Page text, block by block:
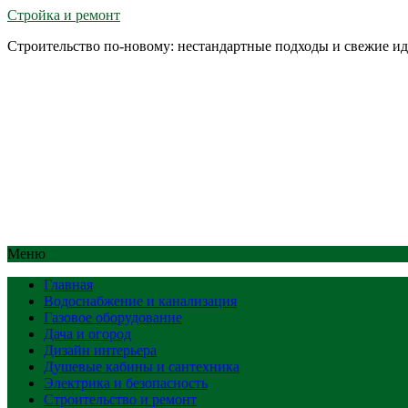
Стройка и ремонт
Строительство по-новому: нестандартные подходы и свежие
Меню
Главная
Водоснабжение и канализация
Газовое оборудование
Дача и огород
Дизайн интерьера
Душевые кабины и сантехника
Электрика и безопасность
Строительство и ремонт